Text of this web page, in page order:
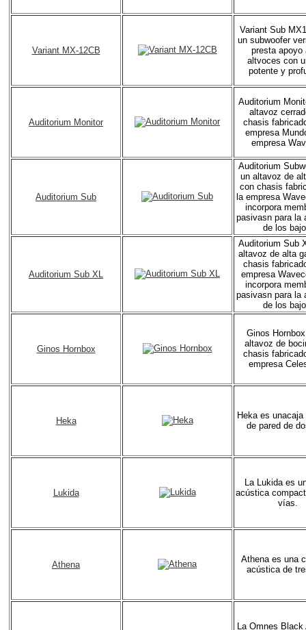
Variant MX-12CB
Variant Sub
un subwoofer
presta apoyo
altvoces con
potente y
Auditorium Monitor
Auditorium
altavoz
chasis
empresa
empresa
Auditorium Sub
Auditorium
un altavoz de
con chasis
la empresa
incorpora
pasivasn para la
de los
Auditorium Sub XL
Auditorium Sub
altavoz de alta
chasis
empresa
incorpora
pasivasn para la
de los
Ginos Hornbox
Ginos
altavoz de
chasis
empresa
Heka
Heka es
de pared de
Lukida
La Lukida es
acústica
vías.
Athena
Athena es una
acústica de
La Omnes